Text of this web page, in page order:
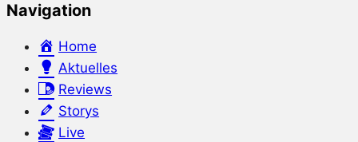
Navigation
Home
Aktuelles
Reviews
Storys
Live